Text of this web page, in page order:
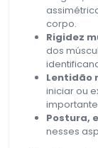
corpo.
Rigidez
dos
Lentidão
iniciar ou
Postura,
nesses